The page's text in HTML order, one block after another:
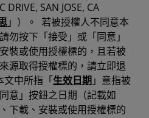
SAN JOSE, CA
」）。 若被授權人不同意本
勿按下「接受」或「同意」
裝或使用授權標的，且若被
源取得授權標的，請立即退
文中所指「生效日期 」意指被
意」按鈕之日期（記載如
下載、安裝或使用授權標的